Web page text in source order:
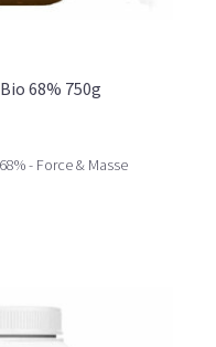
68% 750g
- Force & Masse